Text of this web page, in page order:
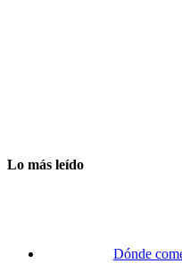
Lo más leído
Dónde